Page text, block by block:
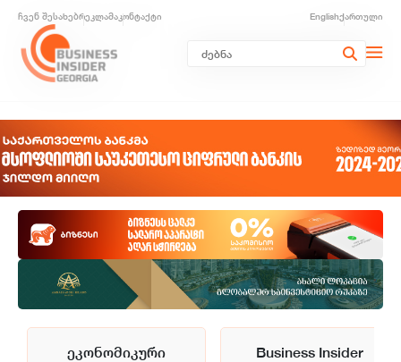
ჩვენ შესახებრეკლამაკონტაქტი Englishქართული
ეკონომიკური
Business Insider